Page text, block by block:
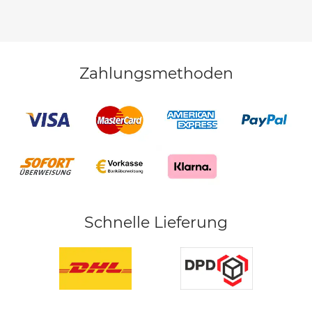
Zahlungsmethoden
Schnelle Lieferung